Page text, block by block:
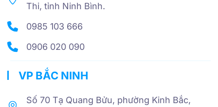
Thi, tỉnh Ninh Bình.
0985 103 666
0906 020 090
VP BẮC NINH
Số 70 Tạ Quang Bửu, phường Kinh Bắc,